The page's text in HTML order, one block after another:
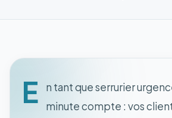
E
n tant que serrurier
minute compte : vos